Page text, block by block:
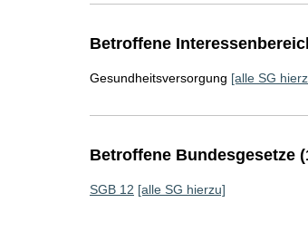
Betroffene
Gesundheitsversorgung [alle SG
Betroffene Bundesgesetze
SGB 12 [alle SG hierzu]